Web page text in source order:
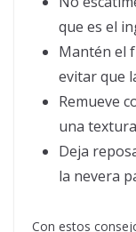
que es el
Mantén el
evitar que
Remueve
una
Deja
la nevera
Con estos